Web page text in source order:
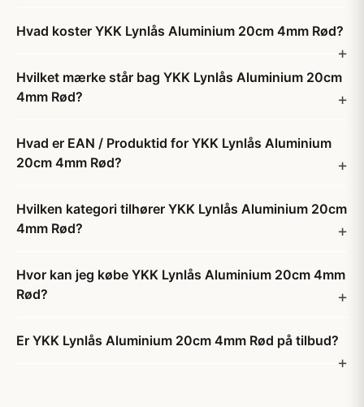
Hvad koster YKK Lynlås Aluminium 20cm 4mm Rød?
Hvilket mærke står bag YKK Lynlås Aluminium 20cm
4mm Rød?
Hvad er EAN / Produktid for YKK Lynlås Aluminium
20cm 4mm Rød?
Hvilken kategori tilhører YKK Lynlås Aluminium 20cm
4mm Rød?
Hvor kan jeg købe YKK Lynlås Aluminium 20cm 4mm
Rød?
Er YKK Lynlås Aluminium 20cm 4mm Rød på tilbud?